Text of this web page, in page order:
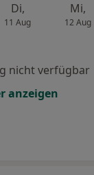
Di,
11 Aug
Mi,
12 Aug
nicht verfügbar
anzeigen